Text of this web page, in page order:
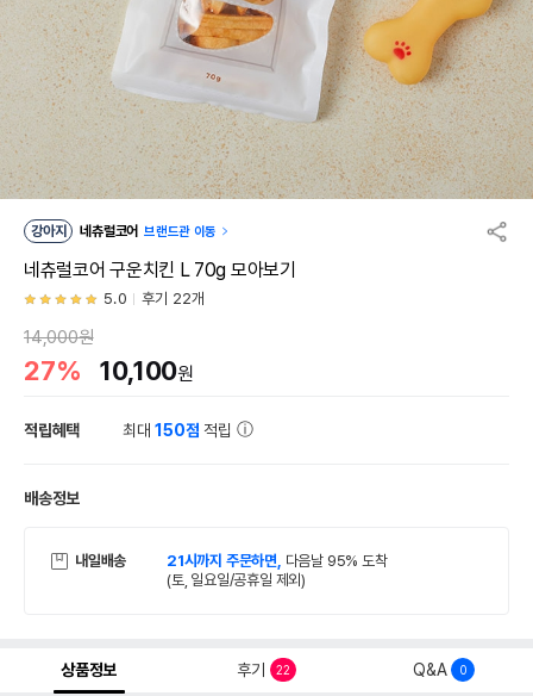
강아지 네츄럴코어 브랜드관 이동
네츄럴코어 구운치킨 L 70g 모아보기
5.0 후기 22개
14,000원
27% 10,100원
적립혜택 최대150점 적립
배송정보
내일배송 21시까지 주문하면, 다음날 95% 도착
(토, 일요일/공휴일 제외)
상품정보 후기 22 Q&A 0